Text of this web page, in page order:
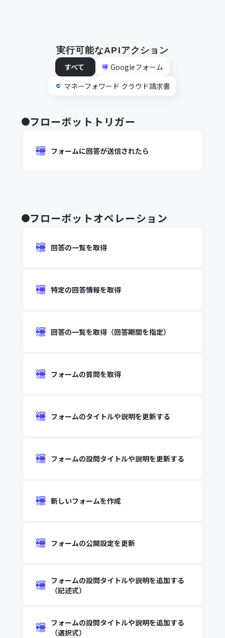
実行可能なAPIアクション
すべて
Googleフォーム
マネーフォワード クラウド請求書
フローボットトリガー
フォームに回答が送信されたら
フローボットオペレーション
回答の一覧を取得
特定の回答情報を取得
回答の一覧を取得（回答期間を指定）
フォームの質問を取得
フォームのタイトルや説明を更新する
フォームの設問タイトルや説明を更新する
新しいフォームを作成
フォームの公開設定を更新
フォームの設問タイトルや説明を追加する
（記述式）
フォームの設問タイトルや説明を追加する
（選択式）